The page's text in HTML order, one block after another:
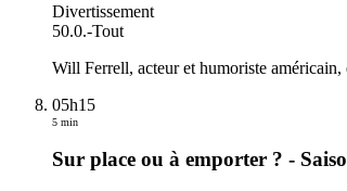
Divertissement
50.0.-Tout
Will Ferrell, acteur et humoriste
05h15
5 min
Sur place ou à emporter ? -